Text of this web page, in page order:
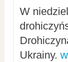
W
Ukrainy.